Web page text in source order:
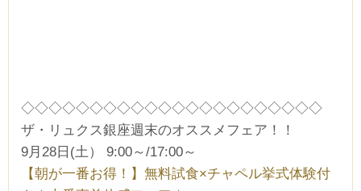
◇◇◇◇◇◇◇◇◇◇◇◇◇◇◇◇◇◇◇◇◇◇
ザ・リュクス銀座週末のオススメフェア！！
9月28日(土） 9:00～/17:00～
【朝が一番お得！】無料試食×チャペル挙式体験付